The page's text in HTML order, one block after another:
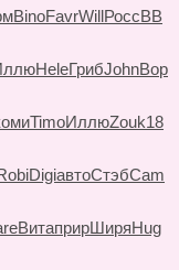
BinoFavrWillРоссВВ
HeleГрибJohnВор
TimoИллюZouk18
DigiавтоСтэбCam
ВитаприрШиряHug